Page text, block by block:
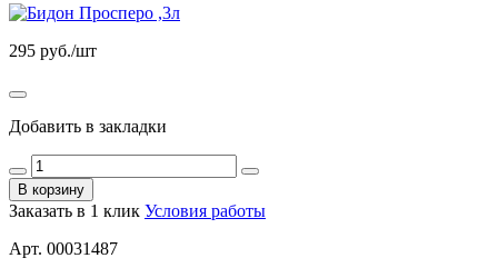
295 руб./шт
Добавить в закладки
В корзину
Заказать в 1 клик Условия работы
Арт. 00031487